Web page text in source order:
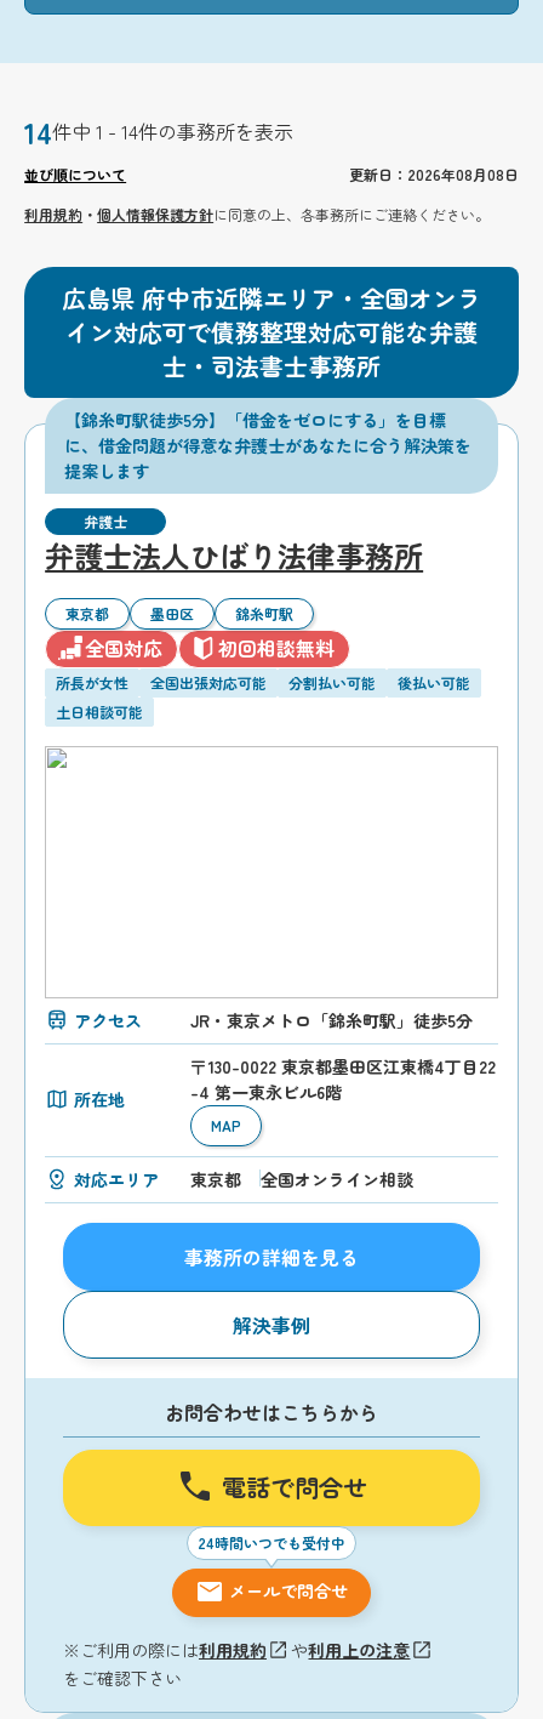
14件中 1 - 14件の事務所を表示
並び順について
更新日：2026年08月08日
利用規約 ・個人情報保護方針に同意の上、各事務所にご連絡ください。
広島県 府中市近隣エリア・全国オンラ
イン対応可で債務整理対応可能な弁護
士・司法書士事務所
【錦糸町駅徒歩5分】「借金をゼロにする」を目標
に、借金問題が得意な弁護士があなたに合う解決策を
提案します
弁護士
弁護士法人ひばり法律事務所
東京都 墨田区 錦糸町駅
全国対応 初回相談無料
所長が女性 全国出張対応可能 分割払い可能
後払い可能
土日相談可能
アクセス JR・東京メトロ「錦糸町駅」徒歩5分
所在地
〒130-0022 東京都墨田区江東橋4丁目22
-4 第一東永ビル6階
MAP
対応エリア 東京都 全国オンライン相談
事務所の詳細を見る
解決事例
お問合わせはこちらから
電話で問合せ
24時間いつでも受付中
メールで問合せ
※ご利用の際には利用規約 や利用上の注意
をご確認下さい